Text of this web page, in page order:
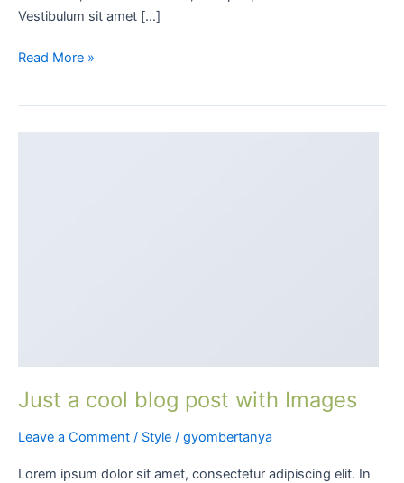
Vestibulum sit amet […]
Read More »
Just a cool blog post with Images
Leave a Comment / Style / gyombertanya
Lorem ipsum dolor sit amet, consectetur adipiscing elit. In